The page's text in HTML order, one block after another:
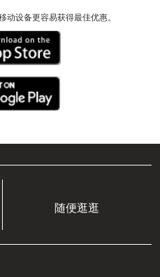
动设备更容易获得最佳优惠。
随便逛逛